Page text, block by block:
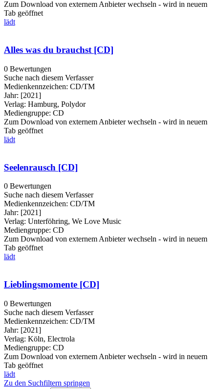
Zum Download von externem Anbieter wechseln - wird in neuem
Tab geöffnet
lädt
Alles was du brauchst [CD]
0 Bewertungen
Suche nach diesem Verfasser
Medienkennzeichen: CD/TM
Jahr: [2021]
Verlag: Hamburg, Polydor
Mediengruppe: CD
Zum Download von externem Anbieter wechseln - wird in neuem
Tab geöffnet
lädt
Seelenrausch [CD]
0 Bewertungen
Suche nach diesem Verfasser
Medienkennzeichen: CD/TM
Jahr: [2021]
Verlag: Unterföhring, We Love Music
Mediengruppe: CD
Zum Download von externem Anbieter wechseln - wird in neuem
Tab geöffnet
lädt
Lieblingsmomente [CD]
0 Bewertungen
Suche nach diesem Verfasser
Medienkennzeichen: CD/TM
Jahr: [2021]
Verlag: Köln, Electrola
Mediengruppe: CD
Zum Download von externem Anbieter wechseln - wird in neuem
Tab geöffnet
lädt
Zu den Suchfiltern springen